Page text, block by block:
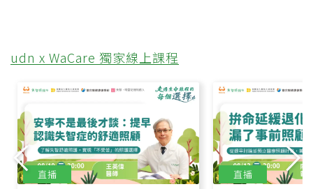
udn x WaCare 獨家線上課程
直播 直播